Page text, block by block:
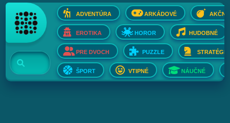
ADVENTÚRA ARKÁDOVÉ AKČNÉ
EROTIKA HOROR HUDOBNÉ
PRE DVOCH PUZZLE STRATÉGIE
ŠPORT VTIPNÉ NÁUČNÉ